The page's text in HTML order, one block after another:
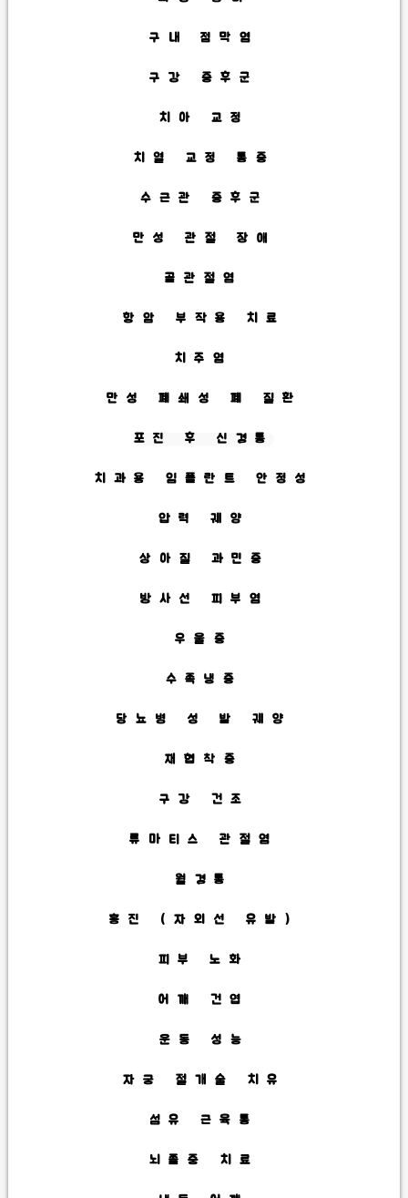
구내 점막염
구강 증후군
치아 교정
치열 교정 통증
수근관 증후군
만성 관절 장애
골관절염
항암 부작용 치료
치주염
만성 폐쇄성 폐 질환
포진 후 신경통
치과용 임플란트 안정성
압력 궤양
상아질 과민증
방사선 피부염
우울증
수족냉증
당뇨병 성 발 궤양
재협착증
구강 건조
류마티스 관절염
월경통
홍진 (자외선 유발)
피부 노화
어깨 건엽
운동 성능
자궁 절개술 치유
섬유 근육통
뇌졸중 치료